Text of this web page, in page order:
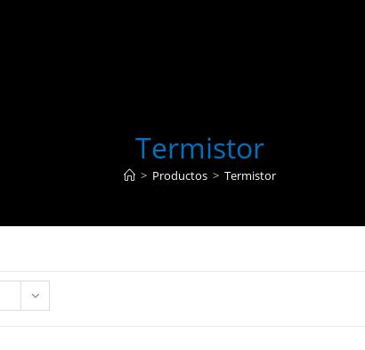
Termistor
> Productos > Termistor